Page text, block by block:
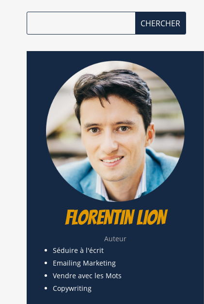
FLORENTIN LION
Auteur
Séduire à l'écrit
Emailing Marketing
Vendre avec les Mots
Copywriting